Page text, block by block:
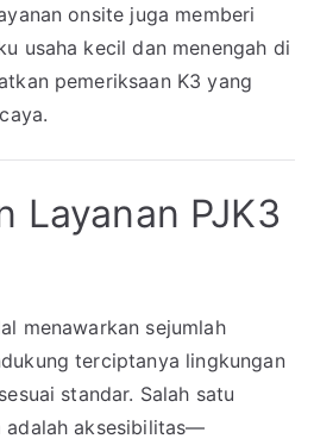
onsite juga memberi
usaha kecil dan menengah di
pemeriksaan K3 yang
Layanan PJK3
menawarkan sejumlah
terciptanya lingkungan
standar. Salah satu
adalah aksesibilitas—